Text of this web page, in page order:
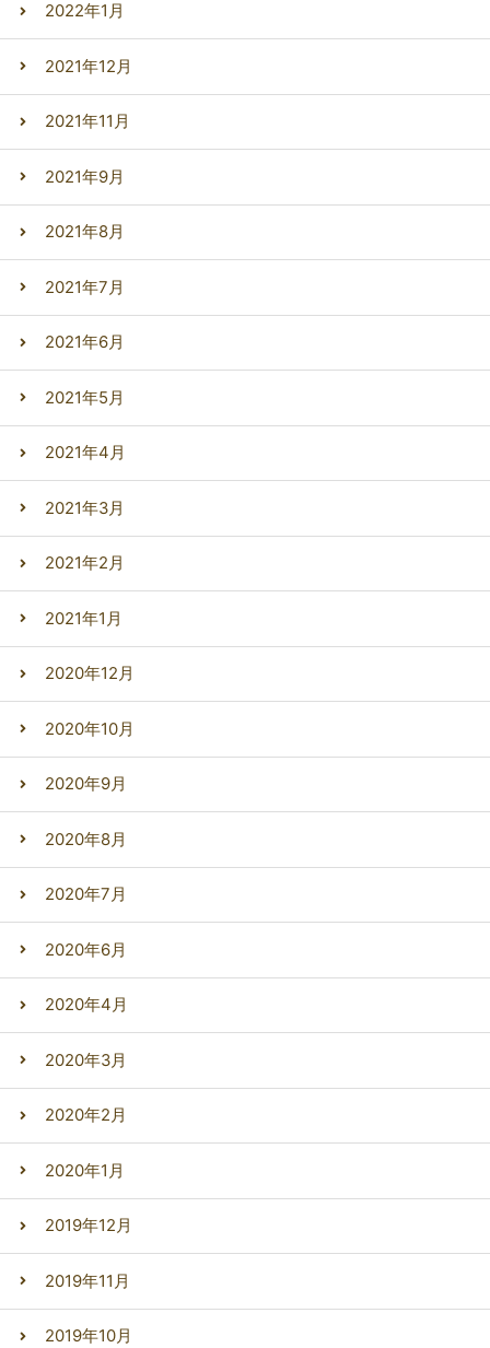
2022年1月
2021年12月
2021年11月
2021年9月
2021年8月
2021年7月
2021年6月
2021年5月
2021年4月
2021年3月
2021年2月
2021年1月
2020年12月
2020年10月
2020年9月
2020年8月
2020年7月
2020年6月
2020年4月
2020年3月
2020年2月
2020年1月
2019年12月
2019年11月
2019年10月